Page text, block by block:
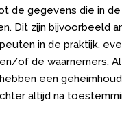
de gegevens die in
Dit zijn bijvoorbeeld
in de praktijk,
of de waarnemers.
een
altijd na